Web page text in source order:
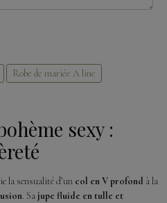
Robe de mariée A line
sexy :
la sensualité d’un col en V profond à la
. Sajupe fluide en tulle et